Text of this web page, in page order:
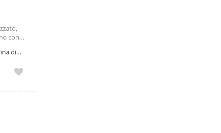
con
per
di